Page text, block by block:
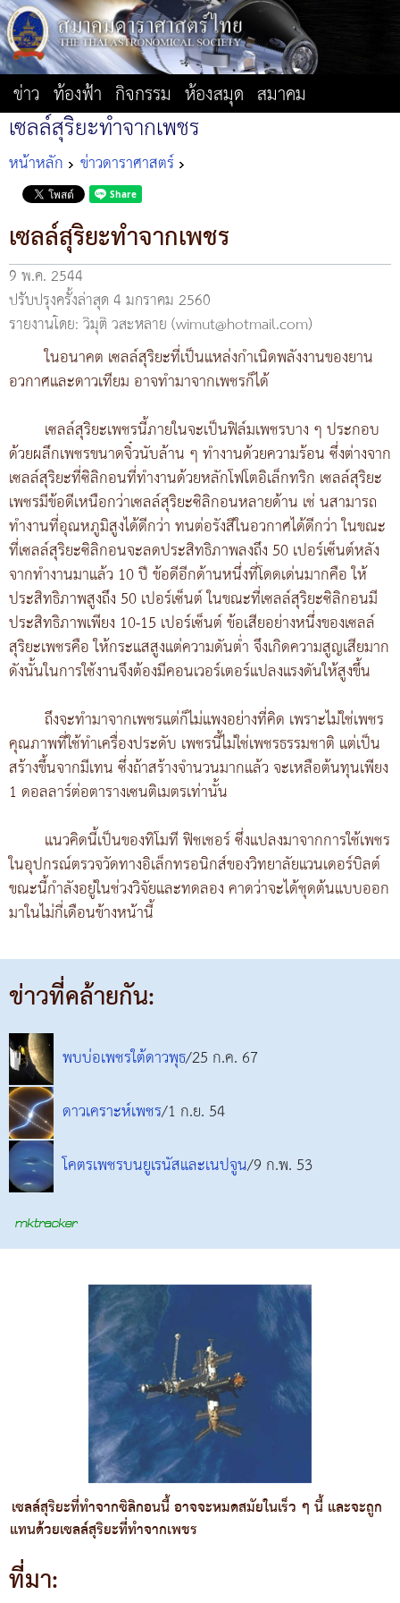
ข่าว ท้องฟ้า กิจกรรม ห้องสมุด สมาคม
เซลล์สุริยะทำจากเพชร
หน้าหลัก ข่าวดาราศาสตร์
เซลล์สุริยะทำจากเพชร
9 พ.ค. 2544
ปรับปรุงครั้งล่าสุด 4 มกราคม 2560
รายงานโดย: วิมุติ วสะหลาย (wimut@hotmail.com)
ในอนาคต เซลล์สุริยะที่เป็นแหล่งกำเนิดพลังงานของยาน
อวกาศและดาวเทียม อาจทำมาจากเพชรก็ได้
เซลล์สุริยะเพชรนี้ภายในจะเป็นฟิล์มเพชรบาง ๆ ประกอบ
ด้วยผลึกเพชรขนาดจิ๋วนับล้าน ๆ ทำงานด้วยความร้อน ซึ่งต่างจาก
เซลล์สุริยะที่ซิลิกอนที่ทำงานด้วยหลักโฟโตอิเล็กทริก เซลล์สุริยะ
เพชรมีข้อดีเหนือกว่าเซลล์สุริยะซิลิกอนหลายด้าน เช่ นสามารถ
ทำงานที่อุณหภูมิสูงได้ดีกว่า ทนต่อรังสีในอวกาศได้ดีกว่า ในขณะ
ที่เซลล์สุริยะซิลิกอนจะลดประสิทธิภาพลงถึง 50 เปอร์เซ็นต์หลัง
จากทำงานมาแล้ว 10 ปี ข้อดีอีกด้านหนึ่งที่โดดเด่นมากคือ ให้
ประสิทธิภาพสูงถึง 50 เปอร์เซ็นต์ ในขณะที่เซลล์สุริยะซิลิกอนมี
ประสิทธิภาพเพียง 10-15 เปอร์เซ็นต์ ข้อเสียอย่างหนึ่งของเซลล์
สุริยะเพชรคือ ให้กระแสสูงแต่ความดันต่ำ จึงเกิดความสูญเสียมาก
ดังนั้นในการใช้งานจึงต้องมีคอนเวอร์เตอร์แปลงแรงดันให้สูงขึ้น
ถึงจะทำมาจากเพชรแต่ก็ไม่แพงอย่างที่คิด เพราะไม่ใช่เพชร
คุณภาพที่ใช้ทำเครื่องประดับ เพชรนี้ไม่ใช่เพชรธรรมชาติ แต่เป็น
สร้างขึ้นจากมีเทน ซึ่งถ้าสร้างจำนวนมากแล้ว จะเหลือต้นทุนเพียง
1 ดอลลาร์ต่อตารางเซนติเมตรเท่านั้น
แนวคิดนี้เป็นของทิโมที ฟิชเชอร์ ซึ่งแปลงมาจากการใช้เพชร
ในอุปกรณ์ตรวจวัดทางอิเล็กทรอนิกส์ของวิทยาลัยแวนเดอร์บิลต์
ขณะนี้กำลังอยู่ในช่วงวิจัยและทดลอง คาดว่าจะได้ชุดต้นแบบออก
มาในไม่กี่เดือนข้างหน้านี้
ข่าวที่คล้ายกัน:
พบบ่อเพชรใต้ดาวพุธ/25 ก.ค. 67
ดาวเคราะห์เพชร/1 ก.ย. 54
โคตรเพชรบนยูเรนัสและเนปจูน/9 ก.พ. 53
เซลล์สุริยะที่ทำจากซิลิกอนนี้ อาจจะหมดสมัยในเร็ว ๆ นี้ และจะถูก
แทนด้วยเซลล์สุริยะที่ทำจากเพชร
ที่มา: